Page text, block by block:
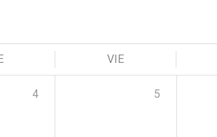
VIE
4 5